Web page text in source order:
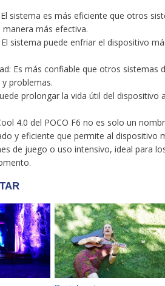
sistema es más eficiente que otros
manera más efectiva.
sistema puede enfriar el dispositivo
Es más confiable que otros sistemas
problemas.
prolongar la vida útil del dispositivo
4.0 del POCO F6 no es solo un
y eficiente que permite al dispositivo
de juego o uso intensivo, ideal para